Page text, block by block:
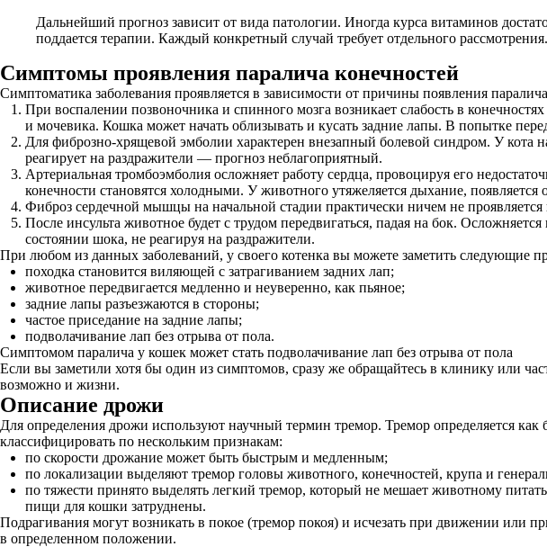
Дальнейший прогноз зависит от вида патологии. Иногда курса витаминов
поддается терапии. Каждый конкретный случай требует отдельного рассмотрения.
Симптомы проявления паралича конечностей
Симптоматика заболевания проявляется в зависимости от причины появления
При воспалении позвоночника и спинного мозга возникает слабость в
и мочевика. Кошка может начать облизывать и кусать задние лапы. В попытке
Для фиброзно-хрящевой эмболии характерен внезапный болевой синдром. У кота
реагирует на раздражители — прогноз неблагоприятный.
Артериальная тромбоэмболия осложняет работу сердца, провоцируя его
конечности становятся холодными. У животного утяжеляется дыхание, появляется
Фиброз сердечной мышцы на начальной стадии практически ничем не
После инсульта животное будет с трудом передвигаться, падая на бок.
состоянии шока, не реагируя на раздражители.
При любом из данных заболеваний, у своего котенка вы можете заметить следующие
походка становится виляющей с затрагиванием задних лап;
животное передвигается медленно и неуверенно, как пьяное;
задние лапы разъезжаются в стороны;
частое приседание на задние лапы;
подволачивание лап без отрыва от пола.
Симптомом паралича у кошек может стать подволачивание лап без отрыва от пола
Если вы заметили хотя бы один из симптомов, сразу же обращайтесь в клинику или
возможно и жизни.
Описание дрожи
Для определения дрожи используют научный термин тремор. Тремор определяется
классифицировать по нескольким признакам:
по скорости дрожание может быть быстрым и медленным;
по локализации выделяют тремор головы животного, конечностей, крупа и
по тяжести принято выделять легкий тремор, который не мешает животному
пищи для кошки затруднены.
Подрагивания могут возникать в покое (тремор покоя) и исчезать при движении или
в определенном положении.